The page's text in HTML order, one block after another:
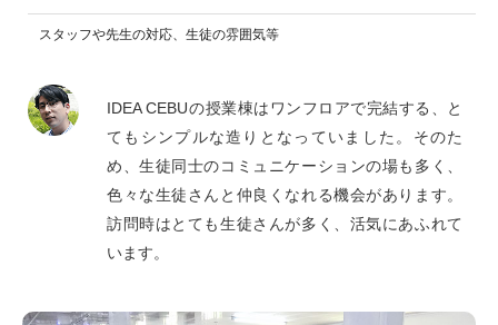
スタッフや先生の対応、生徒の雰囲気等
IDEA CEBUの授業棟はワンフロアで完結する、と
てもシンプルな造りとなっていました。そのた
め、生徒同士のコミュニケーションの場も多く、
色々な生徒さんと仲良くなれる機会があります。
訪問時はとても生徒さんが多く、活気にあふれて
います。